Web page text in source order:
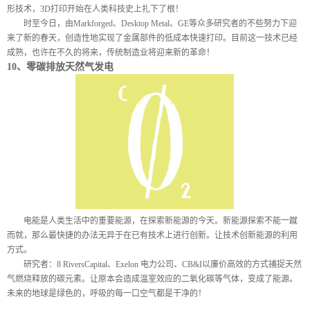
形技术， 3D打印开始在人类科技史上扎下了根！
时至今日，由Markforged、 Desktop Metal、 GE等众多研究者的不些努力下迎
来了新的春天，创造性地实现了金属部件的低成本快速打印。目前这一技术已经
成熟，也许在不久的将来，传统制造业将迎来新的革命！
10、零碳排放天然气发电
电能是人类生活中的重要能源，在探索新能源的今天。新能源探索不能一蹴
而就，那么最快捷的办法无异于在已有技术上进行创新。让技术创新能源的利用
方式。
研究者： 8 RiversCapital、 Exelon 电力公司、 CB&I以廉价高效的方式捕捉天然
气燃烧释放的碳元素。让原本会造成温室效应的二氧化碳等气体，变成了能源。
未来的地球是绿色的，呼吸的每一口空气都是干净的！